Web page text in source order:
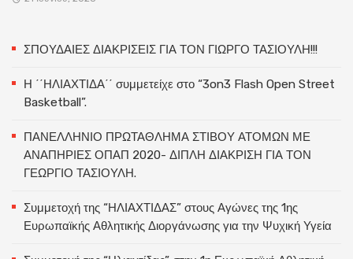
ΣΠΟΥΔΑΙΕΣ ΔΙΑΚΡΙΣΕΙΣ ΓΙΑ ΤΟΝ ΓΙΩΡΓΟ ΤΑΣΙΟΥΛΗ!!!
Η ΄΄ΗΛΙΑΧΤΙΔΑ΄΄ συμμετείχε στο “3on3 Flash Open Street
Basketball”.
ΠΑΝΕΛΛΗΝΙΟ ΠΡΩΤΑΘΛΗΜΑ ΣΤΙΒΟΥ ΑΤΟΜΩΝ ΜΕ
ΑΝΑΠΗΡΙΕΣ ΟΠΑΠ 2020- ΔΙΠΛΗ ΔΙΑΚΡΙΣΗ ΓΙΑ ΤΟΝ
ΓΕΩΡΓΙΟ ΤΑΣΙΟΥΛΗ.
Συμμετοχή της “ΗΛΙΑΧΤΙΔΑΣ” στους Αγώνες της 1ης
Ευρωπαϊκής Αθλητικής Διοργάνωσης για την Ψυχική Υγεία